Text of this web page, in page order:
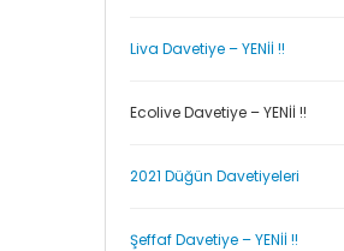
Liva Davetiye – YENİİ !!
Ecolive Davetiye – YENİİ !!
2021 Düğün Davetiyeleri
Şeffaf Davetiye – YENİİ !!